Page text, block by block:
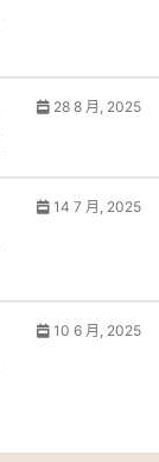
28 8 月, 2025
14 7 月, 2025
10 6 月, 2025